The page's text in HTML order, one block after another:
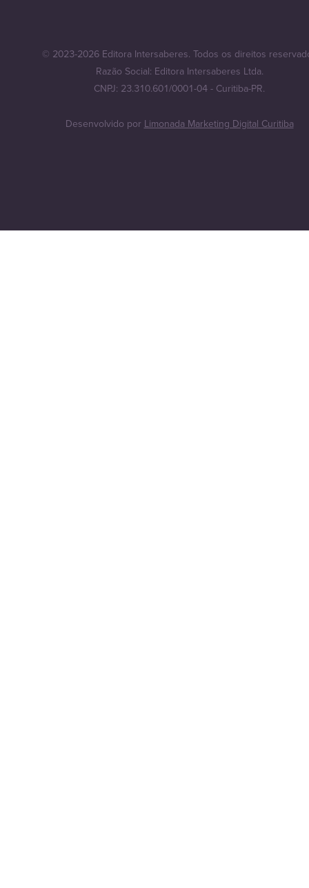
© 2023-2026 Editora Intersaberes. Todos os direitos
Razão Social: Editora Intersaberes Ltda.
CNPJ: 23.310.601/0001-04 - Curitiba-PR.
Desenvolvido por Limonada Marketing Digital Curitiba